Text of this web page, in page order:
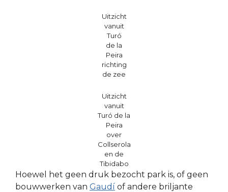
Uitzicht
vanuit
Turó
de la
Peira
richting
de zee
Uitzicht
vanuit
Turó de la
Peira
over
Collserola
en de
Tibidabo
Hoewel het geen druk bezocht park is, of geen
bouwwerken van Gaudí of andere briljante